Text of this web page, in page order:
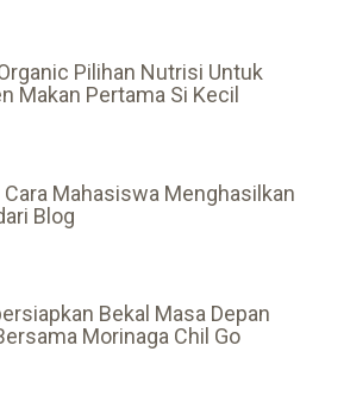
Pilihan Nutrisi Untuk
Makan Pertama Si Kecil
Cara Mahasiswa Menghasilkan
Blog
Bekal Masa Depan
Morinaga Chil Go